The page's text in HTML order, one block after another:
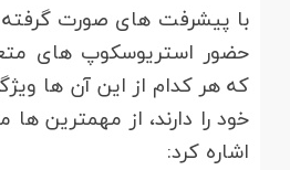
با پیشرفت های صورت
حضور استریوسکوپ های
که هر کدام از این آن ها
خود را دارند، از مهمترین ها
اشاره کرد: